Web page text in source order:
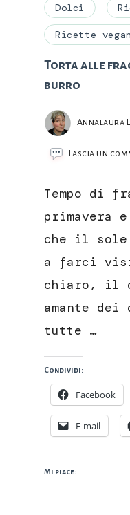
Dolci
Ricette vegan
Torta alle
burro
Annalaura
Lascia un
Tempo di
primavera
che il
a farci
chiaro, il
amante
tutte …
Condividi:
Facebook
E-mail
Mi piace: